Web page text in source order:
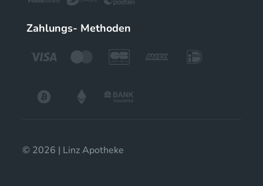
Zahlungs- Methoden
© 2026 | Linz Apotheke